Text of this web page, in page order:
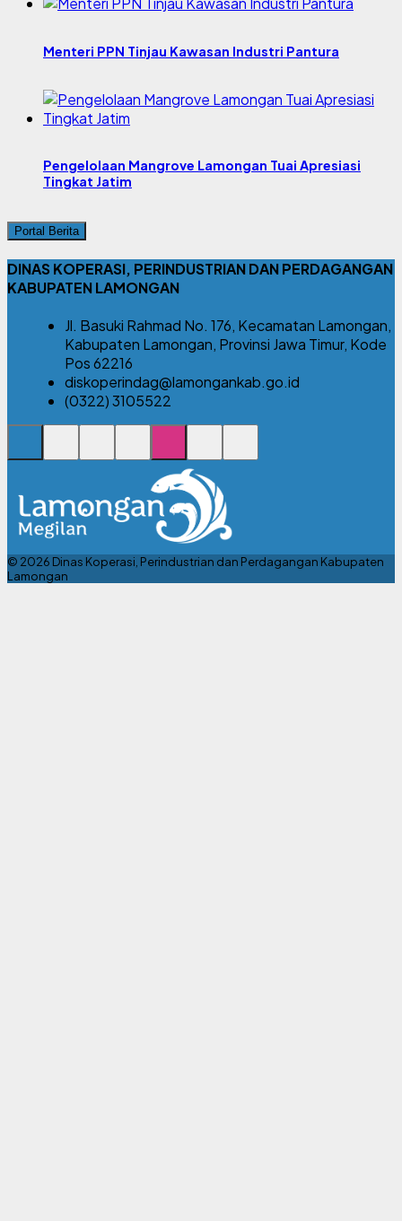
Menteri PPN Tinjau Kawasan Industri Pantura
Pengelolaan Mangrove Lamongan Tuai Apresiasi
Tingkat Jatim
Portal Berita
DINAS KOPERASI, PERINDUSTRIAN DAN PERDAGANGAN
KABUPATEN LAMONGAN
Jl. Basuki Rahmad No. 176, Kecamatan Lamongan,
Kabupaten Lamongan, Provinsi Jawa Timur, Kode
Pos 62216
diskoperindag@lamongankab.go.id
(0322) 3105522
© 2026 Dinas Koperasi, Perindustrian dan Perdagangan Kabupaten
Lamongan